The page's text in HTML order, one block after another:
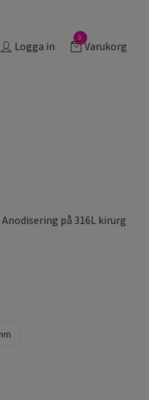
Logga in
0
Varukorg
på 316L kirurg